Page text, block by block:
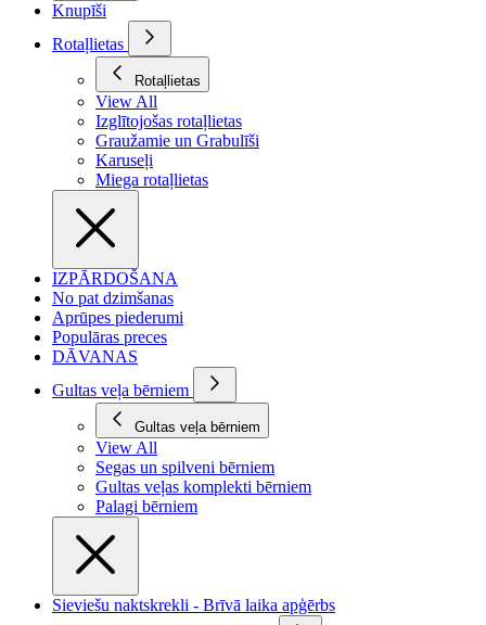
Knupīši
Rotaļlietas
Rotaļlietas
View All
Izglītojošas rotaļlietas
Graužamie un Grabulīši
Karuseļi
Miega rotaļlietas
IZPĀRDOŠANA
No pat dzimšanas
Aprūpes piederumi
Populāras preces
DĀVANAS
Gultas veļa bērniem
Gultas veļa bērniem
View All
Segas un spilveni bērniem
Gultas veļas komplekti bērniem
Palagi bērniem
Sieviešu naktskrekli - Brīvā laika apģērbs